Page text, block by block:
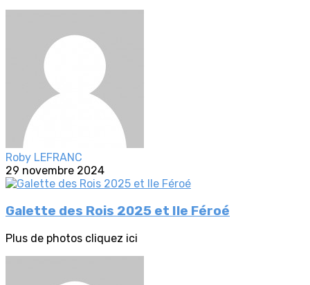
Roby LEFRANC
29 novembre 2024
Galette des Rois 2025 et Ile Féroé
Plus de photos cliquez ici